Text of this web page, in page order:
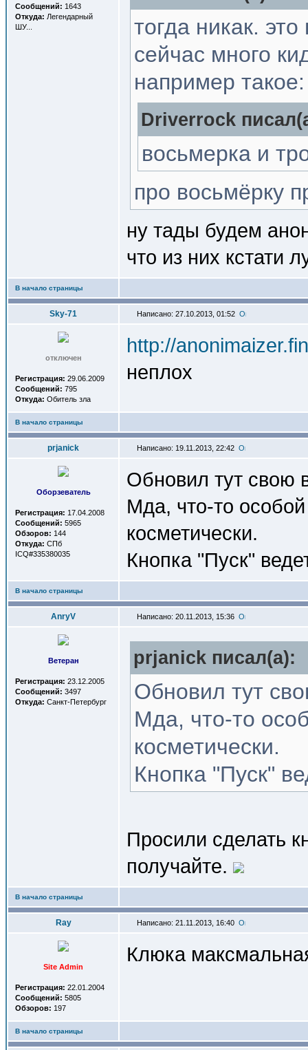
Сообщений: 1643
Откуда: Легендарный
ШУ...
тогда никак.
сейчас много
например
Driverrock
восьмерка и
про восьмёрку
ну тады будем
что из них кстати
В начало страницы
Sky-71 Написано: 27.10.2013, 01:52
отключен
Регистрация: 29.06.2009
Сообщений: 795
Откуда: Обитель зла
http://
неплох
В начало страницы
prjanick Написано: 19.11.2013, 22:42
Оборзеватель
Регистрация: 17.04.2008
Сообщений: 5965
Обзоров: 144
Откуда: СПб
ICQ#335380035
Обновил тут свою
Мда, что-то
косметически.
Кнопка "Пуск"
В начало страницы
AnryV Написано: 20.11.2013, 15:36
Ветеран
Регистрация: 23.12.2005
Сообщений: 3497
Откуда: Санкт-Петербург
prjanick писал(a):
Обновил тут
Мда, что-то
косметически.
Кнопка "Пуск"
Просили сделать
получайте.
В начало страницы
Ray Написано: 21.11.2013, 16:40
Site Admin
Регистрация: 22.01.2004
Сообщений: 5805
Обзоров: 197
Клюка
В начало страницы